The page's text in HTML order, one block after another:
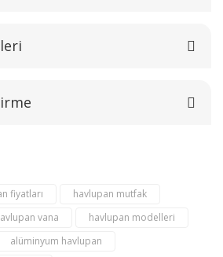
ilk yorumu siz yapın!
Yorum Yaz
fiyatları
havlupan mutfak
vana
havlupan modelleri
alüminyum havlupan